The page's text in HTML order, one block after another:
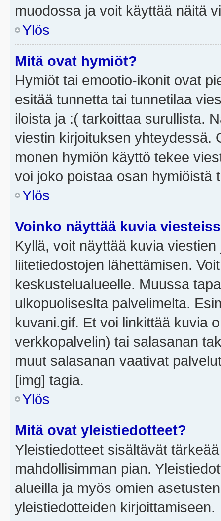
muodossa ja voit käyttää näitä
Ylös
Mitä ovat hymiöt?
Hymiöt tai emootio-ikonit ovat
esitää tunnetta tai tunnetilaa
iloista ja :( tarkoittaa surullista.
viestin kirjoituksen yhteydessä.
monen hymiön käyttö tekee
voi joko poistaa osan hymiöistä
Ylös
Voinko näyttää kuvia
Kyllä, voit näyttää kuvia
liitetiedostojen lähettämisen.
keskustelualueelle. Muussa
ulkopuoliseslta palvelimelta.
kuvani.gif. Et voi linkittää kuvia
verkkopalvelin) tai salasanan
muut salasanan vaativat
[img] tagia.
Ylös
Mitä ovat yleistiedotteet?
Yleistiedotteet sisältävät
mahdollisimman pian.
alueilla ja myös omien
yleistiedotteiden kirjoittamiseen.